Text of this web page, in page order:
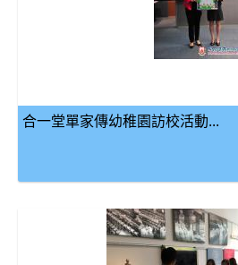
合一堂單家傳幼稚園訪校活動...